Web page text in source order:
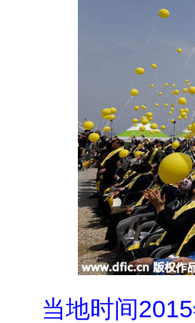
当地时间